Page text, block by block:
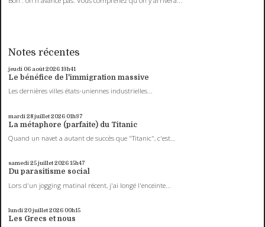
Notes récentes
jeudi 06 août 202613h41
Le bénéfice de l'immigration massive
Les dernières villes états-uniennes industrielles...
mardi 28juillet 2026 01h37
La métaphore (parfaite) du Titanic
Quand un navet a autant de succès que "Titanic", c'est...
samedi 25juillet 202615h47
Du parasitisme social
Lors d'un jogging matinal récent, j'ai longé l'enceinte...
lundi 20juillet 2026 00h15
Les Grecs et nous